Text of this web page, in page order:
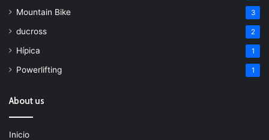
Mountain Bike 3
ducross 2
Hípica 1
Powerlifting 1
About us
Inicio